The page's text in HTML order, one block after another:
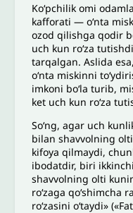
Ko‘pchilik omi
kafforati — o‘nta
ozod qilishga qodir
uch kun ro‘za
tarqalgan. Aslida
o‘nta miskinni
imkoni bo‘la turib,
ket uch kun ro‘za
So‘ng, agar uch
bilan shavvolning
kifoya qilmaydi,
ibodatdir, biri
shavvolning olti
ro‘zaga qo‘shimcha
roʻzasini oʻtaydi»